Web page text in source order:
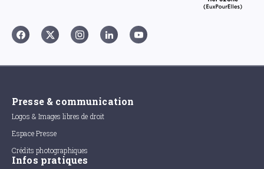
Presse & communication
Logos & Images libres de droit
Espace Presse
Crédits photographiques
Infos pratiques